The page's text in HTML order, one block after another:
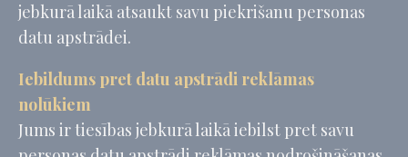
jebkurā laikā atsaukt savu piekrišanu personas
datu apstrādei.
Iebildums pret datu apstrādi reklāmas
nolūkiem
Jums ir tiesības jebkurā laikā iebilst pret savu